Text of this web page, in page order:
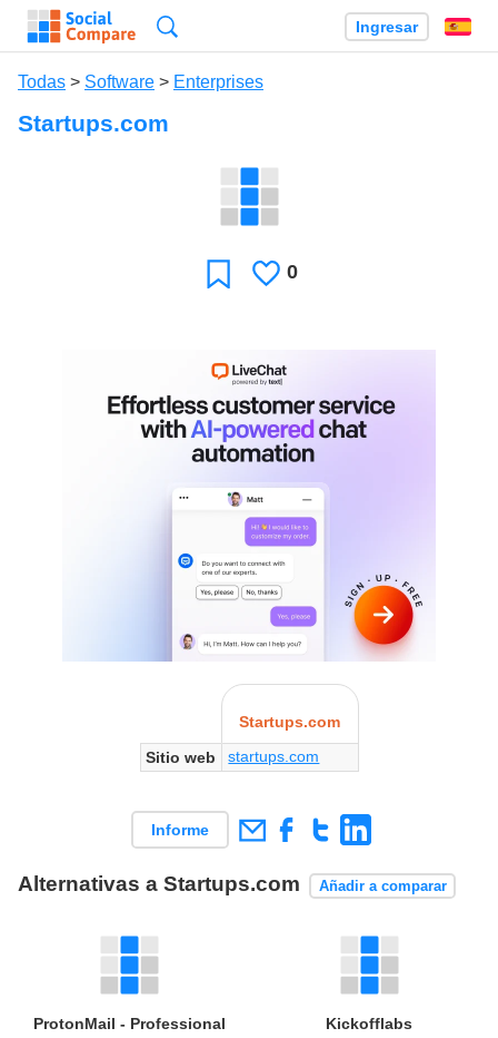
Ingresar
Todas > Software > Enterprises
Startups.com
Favoritos
Le
0
Startups.com
Sitio web
startups.com
Informe
Alternativas a Startups.com Añadir a comparar
ProtonMail - Professional Kickofflabs